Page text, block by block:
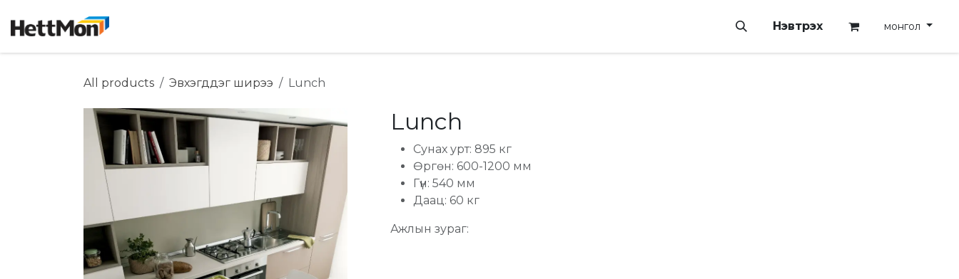
Нэвтрэх монгол
All products Эвхэгддэг ширээ Lunch
Lunch
Сунах урт: 895 кг
Өргөн: 600-1200 мм
Гүн: 540 мм
Даац: 60 кг
Ажлын зураг: